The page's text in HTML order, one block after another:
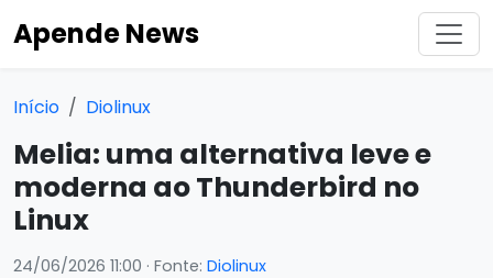
Apende News
Início Diolinux
Melia: uma alternativa leve e
moderna ao Thunderbird no
Linux
24/06/2026 11:00 · Fonte: Diolinux